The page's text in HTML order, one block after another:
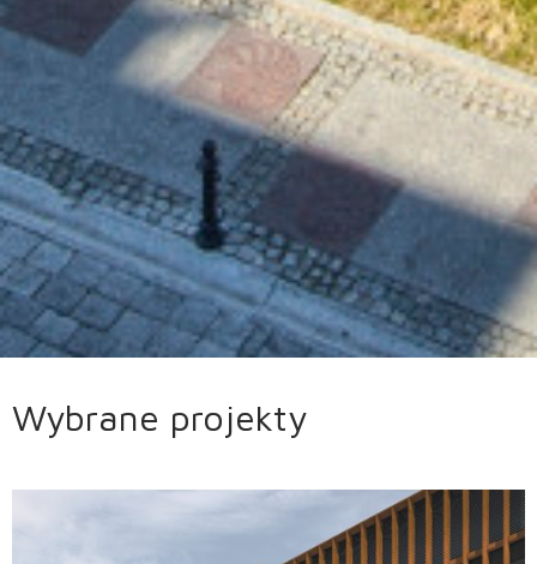
Wybrane projekty